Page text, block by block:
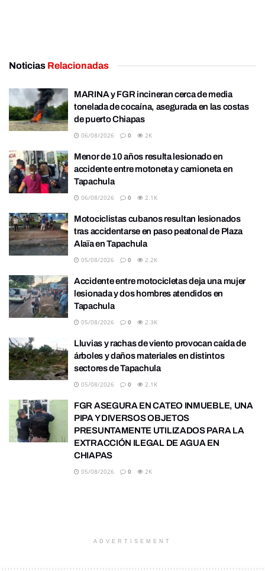
Noticias Relacionadas
MARINA y FGR incineran cerca de media
tonelada de cocaína, asegurada en las costas
de puerto Chiapas
06/08/2026 0 2K
Menor de 10 años resulta lesionado en
accidente entre motoneta y camioneta en
Tapachula
06/08/2026 0 2.1K
Motociclistas cubanos resultan lesionados
tras accidentarse en paso peatonal de Plaza
Alaïa en Tapachula
05/08/2026 0 2.2K
Accidente entre motocicletas deja una mujer
lesionada y dos hombres atendidos en
Tapachula
05/08/2026 0 2.3K
Lluvias y rachas de viento provocan caída de
árboles y daños materiales en distintos
sectores de Tapachula
05/08/2026 0 2.1K
FGR ASEGURA EN CATEO INMUEBLE, UNA
PIPA Y DIVERSOS OBJETOS
PRESUNTAMENTE UTILIZADOS PARA LA
EXTRACCIÓN ILEGAL DE AGUA EN
CHIAPAS
05/08/2026 0 2K
ADVERTISEMENT